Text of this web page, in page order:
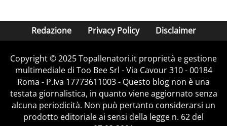
Redazione Privacy Policy Disclaimer
Copyright © 2025 Topallenatori.it proprietà e gestione
multimediale di Too Bee Srl - Via Cavour 310 - 00184
Roma - P.Iva 17773611003 - Questo blog non è una
testata giornalistica, in quanto viene aggiornato senza
alcuna periodicità. Non può pertanto considerarsi un
prodotto editoriale ai sensi della legge n. 62 del